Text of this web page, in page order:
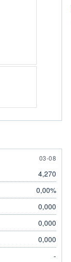
3 AUGUST
03-08
4,270
0,00%
0,000
0,000
0,000
-